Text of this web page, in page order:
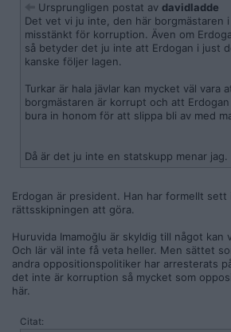
Ursprungligen postat av davidladde
Det vet vi ju inte, den här borgmästaren
misstänkt för korruption. Även om
så betyder det ju inte att Erdogan i just
kanske följer lagen.
Turkar är hala jävlar kan mycket väl vara
borgmästaren är korrupt och att
bura in honom för att slippa bli av med
Då är det ju inte en statskupp menar jag.
Erdogan är president. Han har formellt sett
rättsskipningen att göra.
Huruvida Imamoğlu är skyldig till något kan
Och lär väl inte få veta heller. Men sättet
andra oppositionspolitiker har arresterats
det inte är korruption så mycket som
här.
Citat: